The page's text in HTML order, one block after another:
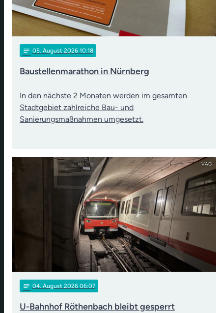
notes 05. August 2026 10:18
Baustellenmarathon in Nürnberg
In den nächste 2 Monaten werden im gesamten
Stadtgebiet zahlreiche Bau- und
Sanierungsmaßnahmen umgesetzt.
VAG
notes 04. August 2026 06:07
U-Bahnhof Röthenbach bleibt gesperrt